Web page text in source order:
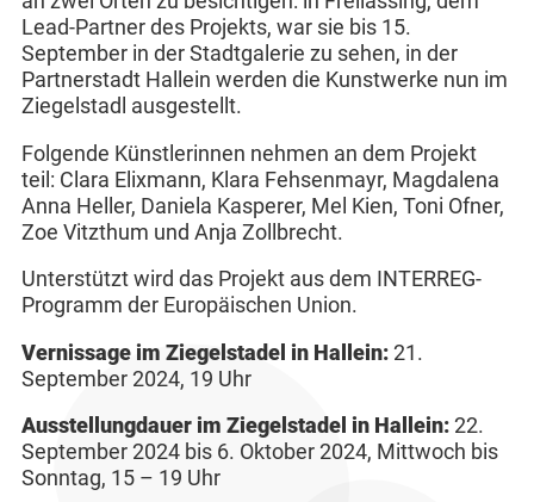
Lead-Partner des Projekts, war sie bis 15.
September in der Stadtgalerie zu sehen, in der
Partnerstadt Hallein werden die Kunstwerke nun im
Ziegelstadl ausgestellt.
Folgende Künstlerinnen nehmen an dem Projekt
teil: Clara Elixmann, Klara Fehsenmayr, Magdalena
Anna Heller, Daniela Kasperer, Mel Kien, Toni Ofner,
Zoe Vitzthum und Anja Zollbrecht.
Unterstützt wird das Projekt aus dem INTERREG-
Programm der Europäischen Union.
Vernissage im Ziegelstadel in Hallein:21.
September 2024, 19 Uhr
Ausstellungdauer im Ziegelstadel in Hallein: 22.
September 2024 bis 6. Oktober 2024, Mittwoch bis
Sonntag, 15 – 19 Uhr